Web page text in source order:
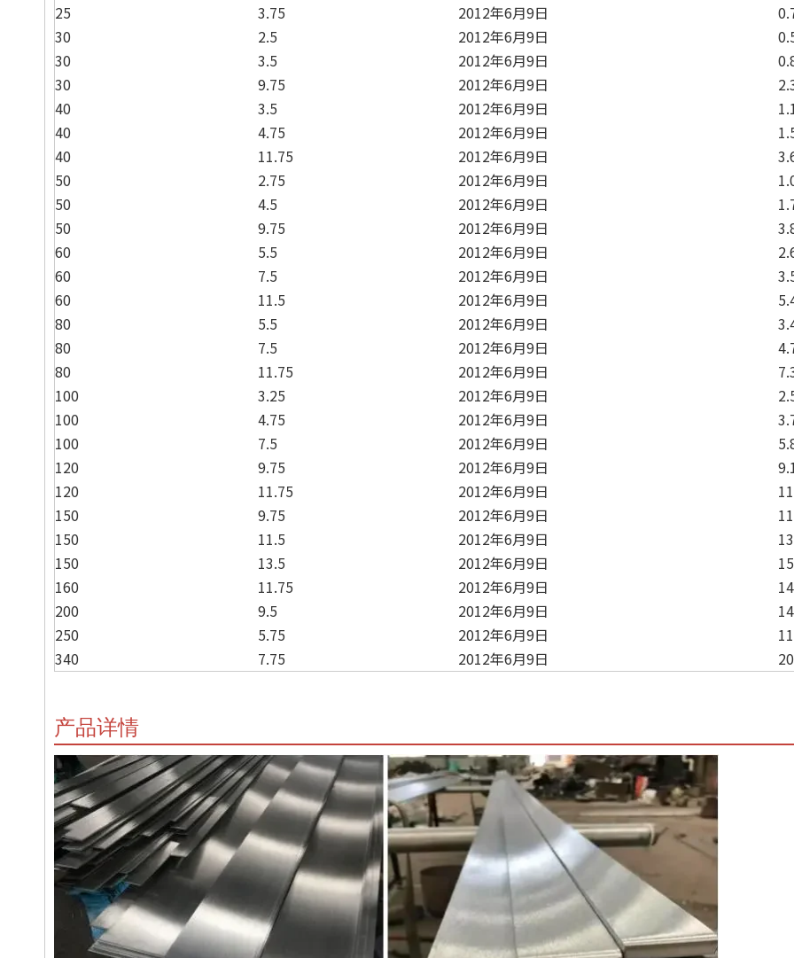
25
3.75 2012年6月9日
30
2.5 2012年6月9日
30
3.5 2012年6月9日
30
9.75 2012年6月9日
40
3.5 2012年6月9日
40
4.75 2012年6月9日
40
11.75 2012年6月9日
50
2.75 2012年6月9日
50
4.5 2012年6月9日
50
9.75 2012年6月9日
60
5.5 2012年6月9日
60
7.5 2012年6月9日
60
11.5 2012年6月9日
80
5.5 2012年6月9日
80
7.5 2012年6月9日
80
11.75 2012年6月9日
100
3.25 2012年6月9日
100
4.75 2012年6月9日
100
7.5 2012年6月9日
120
9.75 2012年6月9日
120
11.75 2012年6月9日
150
9.75 2012年6月9日
150
11.5 2012年6月9日
150
13.5 2012年6月9日
160
11.75 2012年6月9日
200
9.5 2012年6月9日
250
5.75 2012年6月9日
340
7.75 2012年6月9日
产品详情